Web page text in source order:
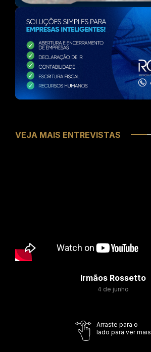
VEJA MAIS ENTREVISTAS
Irmãos Rossetto
4 de junho
Arraste para o
lado para ver mais